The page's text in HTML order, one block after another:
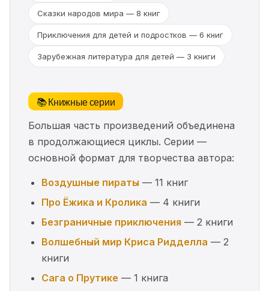
Сказки народов мира — 8 книг
Приключения для детей и подростков — 6 книг
Зарубежная литература для детей — 3 книги
📚 Книжные серии
Большая часть произведений объединена
в продолжающиеся циклы. Серии —
основной формат для творчества автора:
Воздушные пираты — 11 книг
Про Ёжика и Кролика — 4 книги
Безграничные приключения — 2 книги
Волшебный мир Криса Ридделла — 2
книги
Сага о Прутике — 1 книга